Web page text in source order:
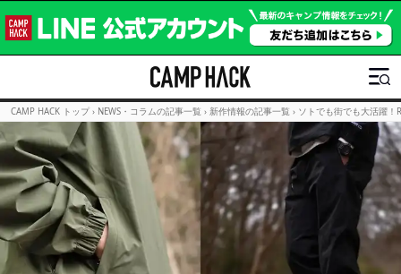
CAMP HACK トップ › NEWS・コラムの記事一覧 › 新作情報の記事一覧 › ソトでも街でも大活躍！